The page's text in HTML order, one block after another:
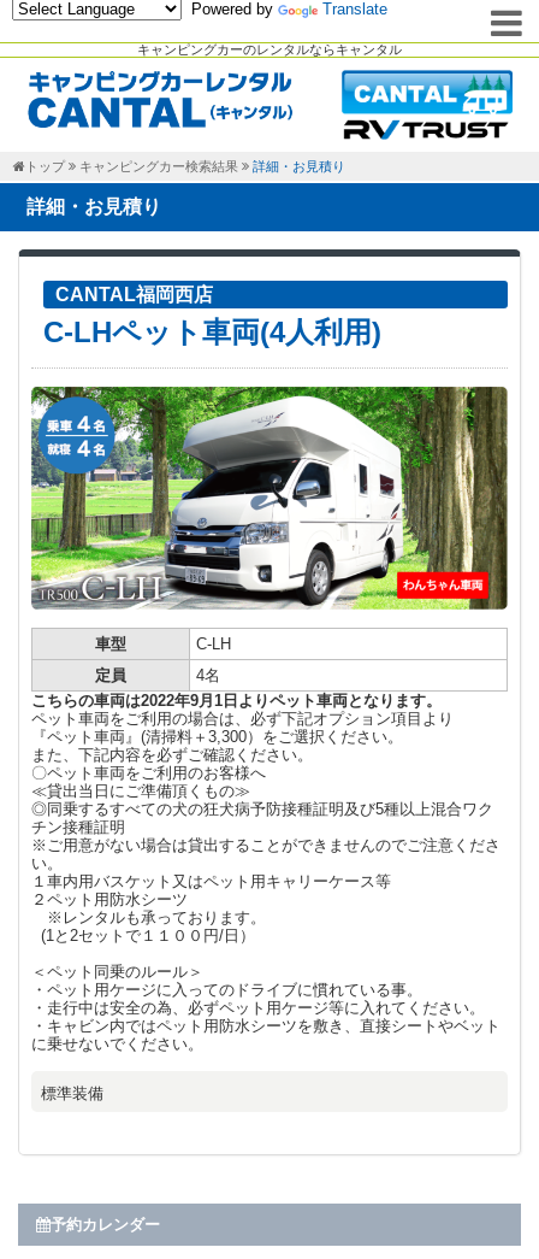
キャンピングカーのレンタルならキャンタル
Powered by Translate
トップ キャンピングカー検索結果 詳細・お見積り
詳細・お見積り
CANTAL福岡西店
C-LHペット車両(4人利用)
車型
C-LH
定員
4名
こちらの車両は2022年9月1日よりペット車両となります。
ペット車両をご利用の場合は、必ず下記オプション項目より
『ペット車両』(清掃料＋3,300）をご選択ください。
また、下記内容を必ずご確認ください。
〇ペット車両をご利用のお客様へ
≪貸出当日にご準備頂くもの≫
◎同乗するすべての犬の狂犬病予防接種証明及び5種以上混合ワク
チン接種証明
※ご用意がない場合は貸出することができませんのでご注意くださ
い。
１車内用バスケット又はペット用キャリーケース等
２ペット用防水シーツ
※レンタルも承っております。
(1と2セットで１１００円/日）
＜ペット同乗のルール＞
・ペット用ケージに入ってのドライブに慣れている事。
・走行中は安全の為、必ずペット用ケージ等に入れてください。
・キャビン内ではペット用防水シーツを敷き、直接シートやベット
に乗せないでください。
標準装備
予約カレンダー